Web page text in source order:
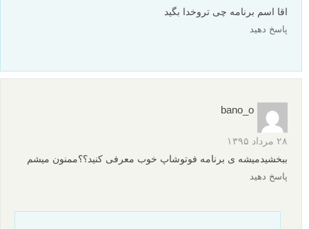
اقا اسم برنامه چی تروخدا بگید
پاسخ دهید
bano_o
۲۸ مرداد ۱۳۹۵
ببخشیدمیشه ی برنامه فوتوشاپ خوب معرفی کنید؟؟ممنون میشم
پاسخ دهید